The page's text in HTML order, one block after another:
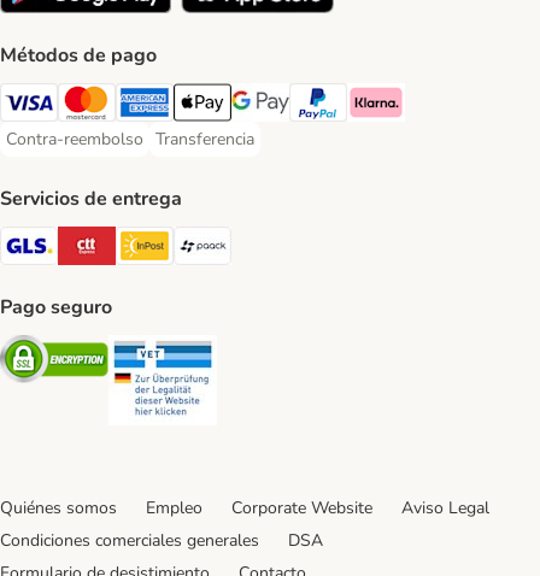
Métodos de pago
Visa Payment Method
Mastercard Payment Method
American Express Payment Method
Apple Pay Payment Method
Google Pay Payment Method
PayPal Payment Method
Klarna Payment Method
Contra-reembolso
Contra-reembolso Payment Method
Transferencia
Transferencia Payment Method
Servicios de entrega
GLS Shipping Method
CTTExpress Shipping Method
InPost Shipping Method
paack Shipping Method
Pago seguro
Security
Quiénes somos Empleo Corporate Website
Aviso Legal
Condiciones comerciales generales
DSA